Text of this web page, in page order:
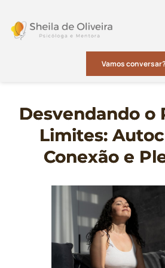
Vamos conversar?
Desvendando o
Limites:
Conexão e